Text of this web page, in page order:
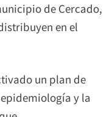
de Cercado,
en el
un plan de
y la